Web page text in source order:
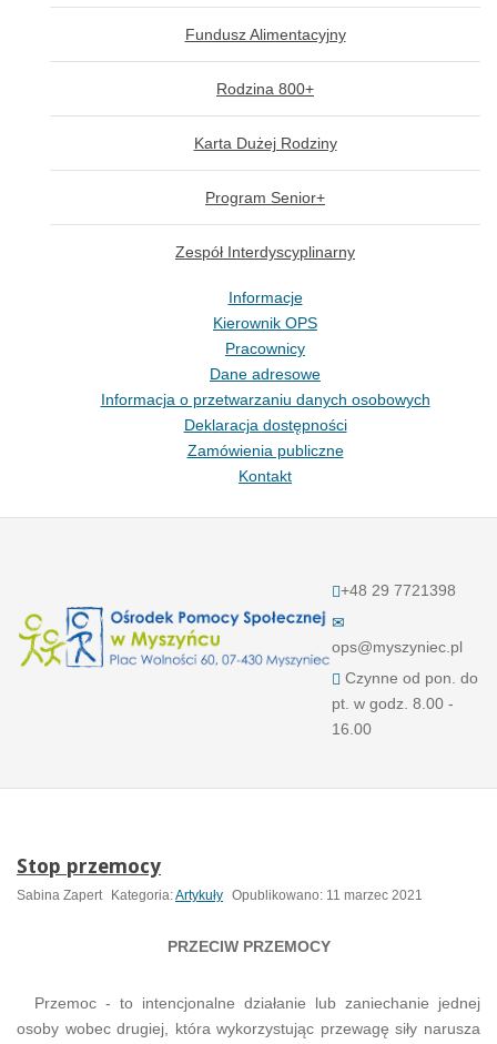
Fundusz Alimentacyjny
Rodzina 800+
Karta Dużej Rodziny
Program Senior+
Zespół Interdyscyplinarny
Informacje
Kierownik OPS
Pracownicy
Dane adresowe
Informacja o przetwarzaniu danych osobowych
Deklaracja dostępności
Zamówienia publiczne
Kontakt
+48 29 7721398
ops@myszyniec.pl
Czynne od pon. do
pt. w godz. 8.00 -
16.00
Stop przemocy
Sabina Zapert Kategoria:Artykuły Opublikowano: 11 marzec 2021
PRZECIW PRZEMOCY
Przemoc - to intencjonalne działanie lub zaniechanie jednej
osoby wobec drugiej, która wykorzystując przewagę siły narusza